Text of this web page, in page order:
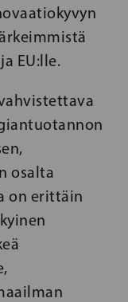
EU:lle.
osalta
on erittäin